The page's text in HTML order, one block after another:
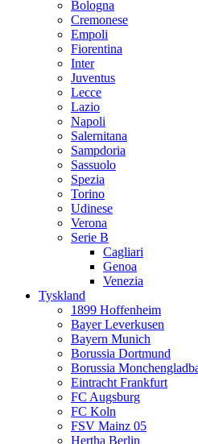
Bologna
Cremonese
Empoli
Fiorentina
Inter
Juventus
Lecce
Lazio
Napoli
Salernitana
Sampdoria
Sassuolo
Spezia
Torino
Udinese
Verona
Serie B
Cagliari
Genoa
Venezia
Tyskland
1899 Hoffenheim
Bayer Leverkusen
Bayern Munich
Borussia Dortmund
Borussia
Eintracht Frankfurt
FC Augsburg
FC Koln
FSV Mainz 05
Hertha Berlin